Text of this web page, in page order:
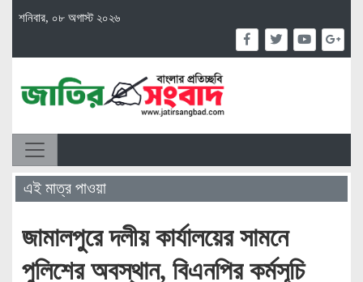
শনিবার, ০৮ অগাস্ট ২০২৬
এই মাত্র পাওয়া
জামালপুরে দলীয় কার্যালয়ের সামনে
পুলিশের অবস্থান, বিএনপির কর্মসূচি